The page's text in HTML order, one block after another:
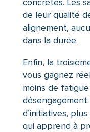
de leur qualité
alignement,
dans la durée.
Enfin, la
vous gagnez
moins de
d’initiatives,
qui apprend à